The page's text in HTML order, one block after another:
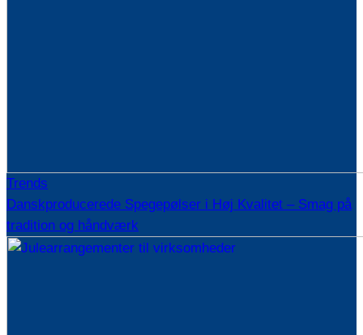
Trends
Danskproducerede Spegepølser i Høj Kvalitet – Smag på
tradition og håndværk